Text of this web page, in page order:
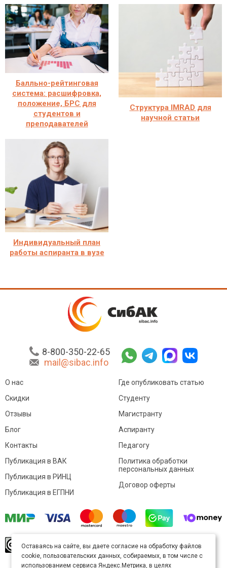
Балльно-рейтинговая
система: расшифровка,
положение, БРС для
студентов и
преподавателей
Структура IMRAD для
научной статьи
Индивидуальный план
работы аспиранта в вузе
8-800-350-22-65
mail@sibac.info
О нас
Скидки
Отзывы
Блог
Контакты
Где опубликовать статью
Студенту
Магистранту
Аспиранту
Педагогу
Публикация в ВАК
Публикация в РИНЦ
Публикация в ЕГПНИ
Политика обработки
персональных данных
Договор оферты
произведение доступно полицензии Creative
Commons «Attribution» («Атрибуция») 4.0
Непортированная.
Оставаясь на сайте, вы даете согласие на обработку файлов
cookie, пользовательских данных, собираемых, в том числе с
использованием сервиса Яндекс.Метрика, в целях